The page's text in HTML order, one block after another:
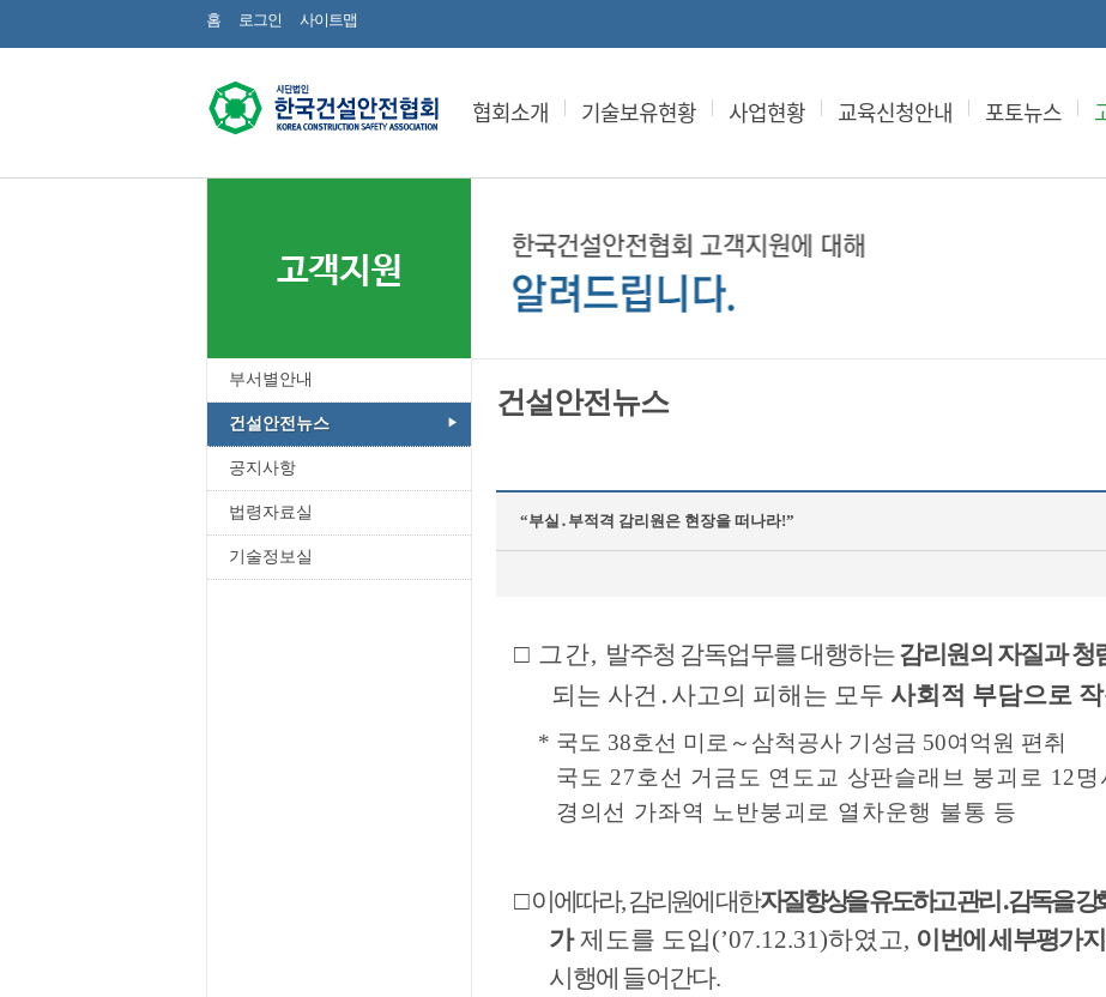
홈 로그인 사이트맵
협회소개 기술보유현황 사업현황 교육신청안내 포토뉴스
고객지원
부서별안내
건설안전뉴스
공지사항
법령자료실
기술정보실
건설안전뉴스
“부실․부적격 감리원은 현장을 떠나라!”
□ 그간, 발주청 감독업무를 대행하는감리원의 자질과 청
되는 사건․사고의 피해는 모두 사회적 부담으로
* 국도 38호선 미로～삼척공사 기성금 50여억원 편취
국도 27호선 거금도 연도교 상판슬래브 붕괴로 12명
경의선 가좌역 노반붕괴로 열차운행 불통 등
□ 이에따라,감리원에 대한자질향상을 유도하고 관리․감독을 강
가제도를 도입(’07.12.31)하였고, 이번에 세부평가
시행에 들어간다.